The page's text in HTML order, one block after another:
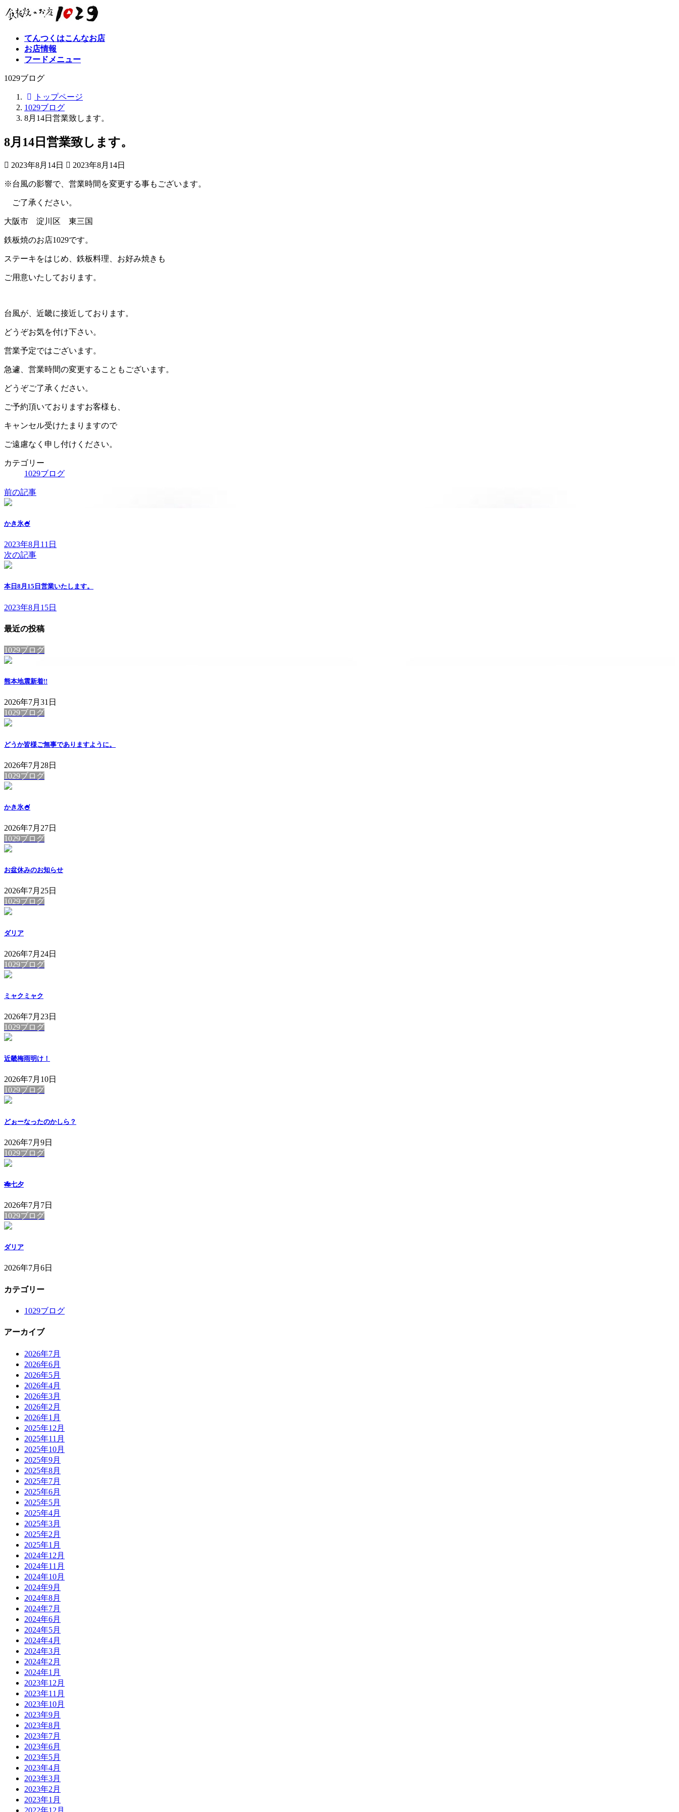
コ
ン
キ
ナ
ビ
に
てんつくはこんなお店
お店情報
フードメニュー
1029ブログ
トップページ
1029ブログ
8月14日営業致します。
8月14日営業致します。
2023年8月14日
最
更
時
:
2023年8月14日
※台風の影響で、営業時間を変更する事もございます。
ご了承ください。
大阪市 淀川区 東三国
鉄板焼のお店1029です。
ステーキをはじめ、鉄板料理、お好み焼きも
ご用意いたしております。
台風が、近畿に接近しております。
どうぞお気を付け下さい。
営業予定ではございます。
急遽、営業時間の変更することもございます。
どうぞご了承ください。
ご予約頂いておりますお客様も、
キャンセル受けたまりますので
ご遠慮なく申し付けください。
カテゴリー
1029ブログ
前の記事
かき氷🍧
2023年8月11日
次の記事
本日8月15日営業いたします。
2023年8月15日
最近の投稿
1029ブログ
熊本地震新着!!
2026年7月31日
1029ブログ
どうか皆様ご無事でありますように。
2026年7月28日
1029ブログ
かき氷🍧
2026年7月27日
1029ブログ
お盆休みのお知らせ
2026年7月25日
1029ブログ
ダリア
2026年7月24日
1029ブログ
ミャクミャク
2026年7月23日
1029ブログ
近畿梅雨明け！
2026年7月10日
1029ブログ
どぉーなったのかしら？
2026年7月9日
1029ブログ
🎋七夕
2026年7月7日
1029ブログ
ダリア
2026年7月6日
カテゴリー
1029ブログ
アーカイブ
2026年7月
2026年6月
2026年5月
2026年4月
2026年3月
2026年2月
2026年1月
2025年12月
2025年11月
2025年10月
2025年9月
2025年8月
2025年7月
2025年6月
2025年5月
2025年4月
2025年3月
2025年2月
2025年1月
2024年12月
2024年11月
2024年10月
2024年9月
2024年8月
2024年7月
2024年6月
2024年5月
2024年4月
2024年3月
2024年2月
2024年1月
2023年12月
2023年11月
2023年10月
2023年9月
2023年8月
2023年7月
2023年6月
2023年5月
2023年4月
2023年3月
2023年2月
2023年1月
2022年12月